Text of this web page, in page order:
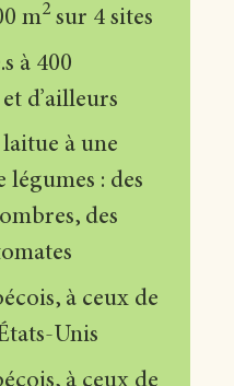
m2 sur 4 sites
à 400
d’ailleurs
laitue à une
légumes : des
des
à ceux de
Unis